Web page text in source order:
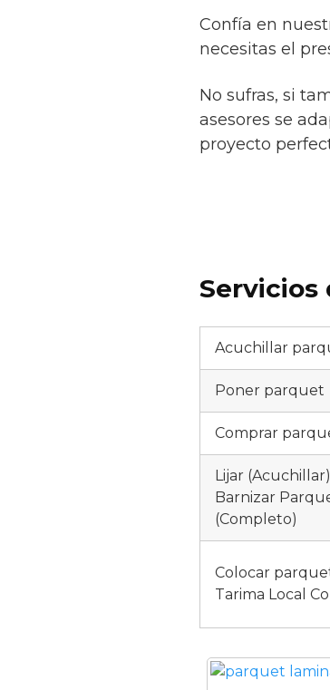
Confía en
necesitas el
No sufras, si
asesores se
proyecto
Servicios
Acuchillar
Poner parquet
Comprar
Lijar
Barnizar
(Completo)
Colocar
Tarima Local